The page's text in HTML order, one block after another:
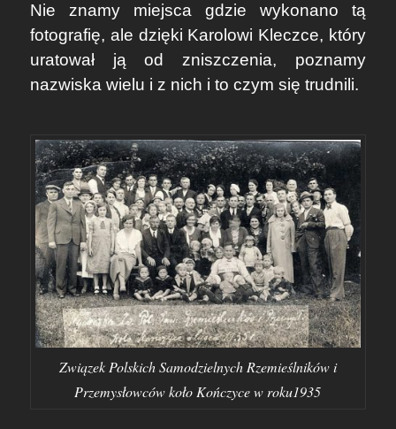
Nie znamy miejsca gdzie wykonano tą
fotografię, ale dzięki Karolowi Kleczce, który
uratował ją od zniszczenia, poznamy
nazwiska wielu i z nich i to czym się trudnili.
Związek Polskich Samodzielnych Rzemieślników i
Przemysłowców koło Kończyce w roku1935